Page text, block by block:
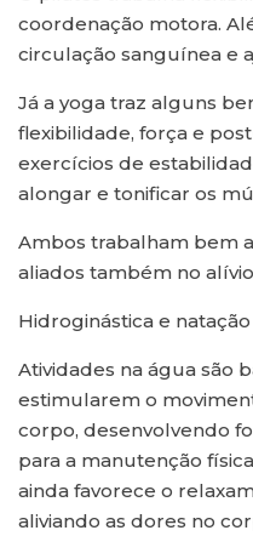
coordenação motora.
circulação sanguínea e
Já a yoga traz alguns
flexibilidade, força e
exercícios de
alongar e tonificar os
Ambos trabalham bem
aliados também no
Hidroginástica e natação
Atividades na água são
estimularem o
corpo, desenvolvendo
para a manutenção
ainda favorece o
aliviando as dores no